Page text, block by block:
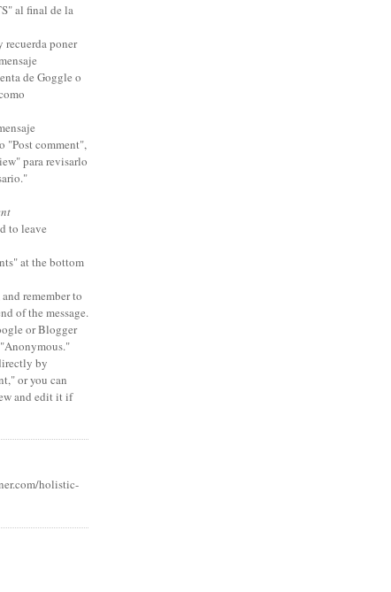
al final de la
recuerda poner
de Goggle o
"Post comment",
para revisarlo
to leave
at the bottom
remember to
of the message.
or Blogger
by
or you can
and edit it if
holistic-